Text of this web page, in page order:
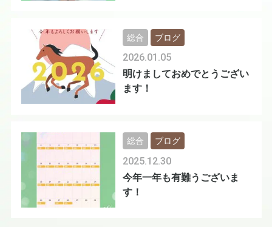
明けましておめでとうござい
ます！
2026.01.05
総合 ブログ
今年一年も有難うございま
す！
2025.12.30
総合 ブログ